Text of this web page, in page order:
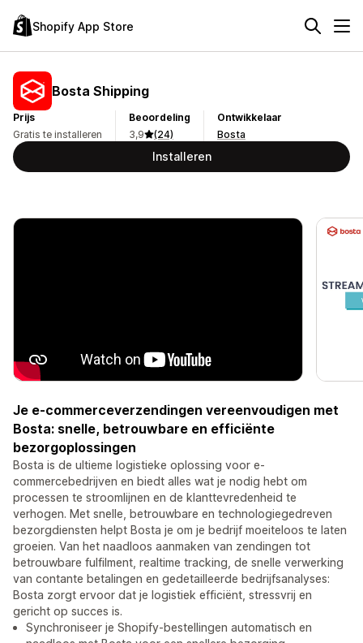
Shopify App Store
Bosta Shipping
Prijs
Gratis te installeren
Beoordeling
3,9
(24)
Ontwikkelaar
Bosta
Installeren
Je e-commerceverzendingen vereenvoudigen met
Bosta: snelle, betrouwbare en efficiënte
bezorgoplossingen
Bosta is de ultieme logistieke oplossing voor e-
commercebedrijven en biedt alles wat je nodig hebt om
processen te stroomlijnen en de klanttevredenheid te
verhogen. Met snelle, betrouwbare en technologiegedreven
bezorgdiensten helpt Bosta je om je bedrijf moeiteloos te laten
groeien. Van het naadloos aanmaken van zendingen tot
betrouwbare fulfilment, realtime tracking, de snelle verwerking
van contante betalingen en gedetailleerde bedrijfsanalyses:
Bosta zorgt ervoor dat je logistiek efficiënt, stressvrij en
gericht op succes is.
Synchroniseer je Shopify-bestellingen automatisch en